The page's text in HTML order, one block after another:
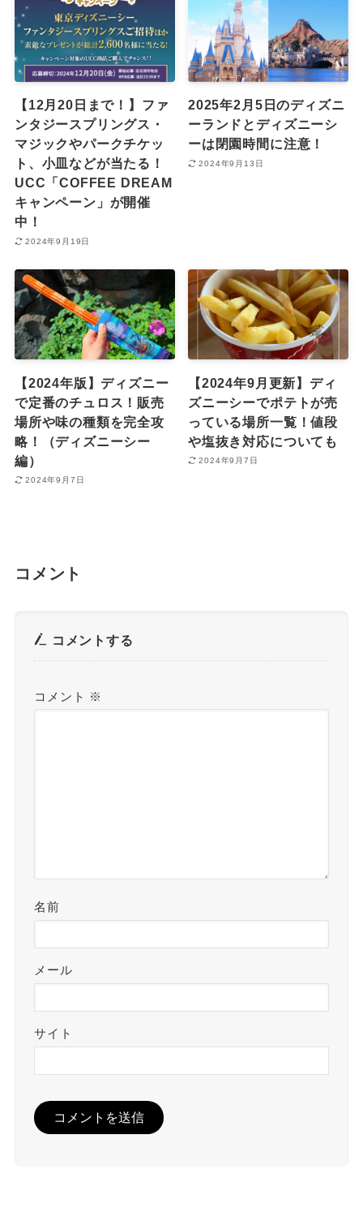
【12月20日まで！】ファ
ンタジースプリングス・
マジックやパークチケッ
ト、小皿などが当たる！
UCC「COFFEE DREAM
キャンペーン」が開催
中！
2024年9月19日
2025年2月5日のディズニ
ーランドとディズニーシ
ーは閉園時間に注意！
2024年9月13日
【2024年版】ディズニー
で定番のチュロス！販売
場所や味の種類を完全攻
略！（ディズニーシー
編）
2024年9月7日
【2024年9月更新】ディ
ズニーシーでポテトが売
っている場所一覧！値段
や塩抜き対応についても
2024年9月7日
コメント
コメントする
コメント ※
名前
メール
サイト